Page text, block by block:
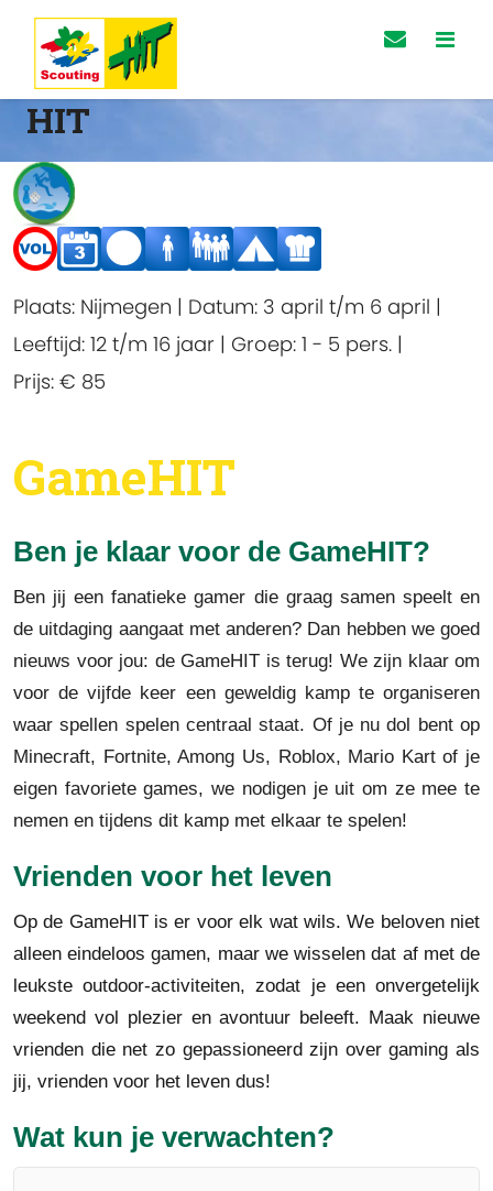
HIT
Plaats: Nijmegen | Datum: 3 april t/m 6 april |
Leeftijd: 12 t/m 16 jaar | Groep: 1 - 5 pers. |
Prijs: € 85
GameHIT
Ben je klaar voor de GameHIT?
Ben jij een fanatieke gamer die graag samen speelt en
de uitdaging aangaat met anderen? Dan hebben we goed
nieuws voor jou: de GameHIT is terug! We zijn klaar om
voor de vijfde keer een geweldig kamp te organiseren
waar spellen spelen centraal staat. Of je nu dol bent op
Minecraft, Fortnite, Among Us, Roblox, Mario Kart of je
eigen favoriete games, we nodigen je uit om ze mee te
nemen en tijdens dit kamp met elkaar te spelen!
Vrienden voor het leven
Op de GameHIT is er voor elk wat wils. We beloven niet
alleen eindeloos gamen, maar we wisselen dat af met de
leukste outdoor-activiteiten, zodat je een onvergetelijk
weekend vol plezier en avontuur beleeft. Maak nieuwe
vrienden die net zo gepassioneerd zijn over gaming als
jij, vrienden voor het leven dus!
Wat kun je verwachten?